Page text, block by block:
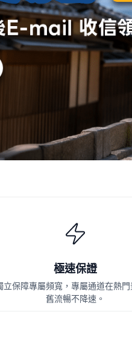
極速保證
立保障專屬頻寬，專屬通道在熱門
舊流暢不降速。